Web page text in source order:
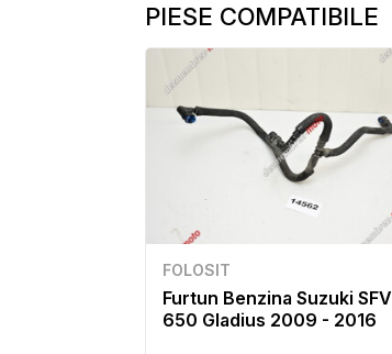
PIESE COMPATIBILE
FOLOSIT
Furtun Benzina Suzuki SFV
650 Gladius 2009 - 2016